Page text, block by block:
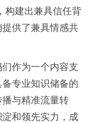
构建出兼具信任背
供了兼具情感共
作为一个内容支
专业知识储备的
与精准流量转
和领先实力，成